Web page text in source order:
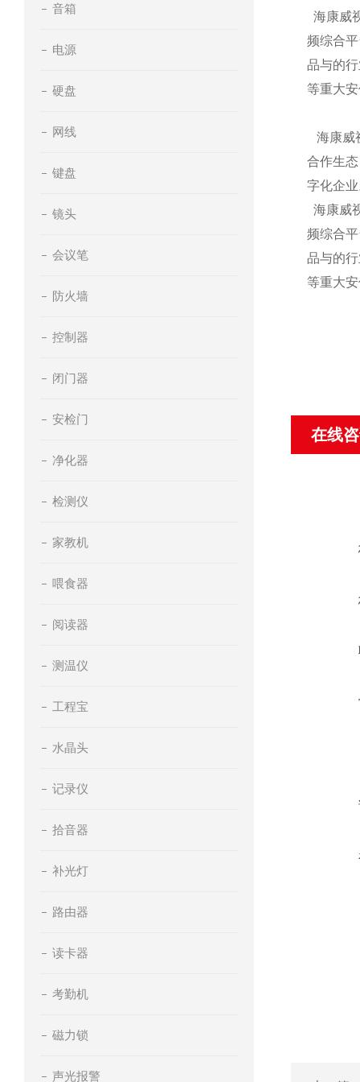
音箱
电源
硬盘
网线
键盘
镜头
会议笔
防火墙
控制器
闭门器
安检门
净化器
检测仪
家教机
喂食器
阅读器
测温仪
工程宝
水晶头
记录仪
拾音器
补光灯
路由器
读卡器
考勤机
磁力锁
声光报警
海康威
频综合
品与的
等重大
海康威
合作生
字化企
海康威
频综合
品与的
等重大
在线